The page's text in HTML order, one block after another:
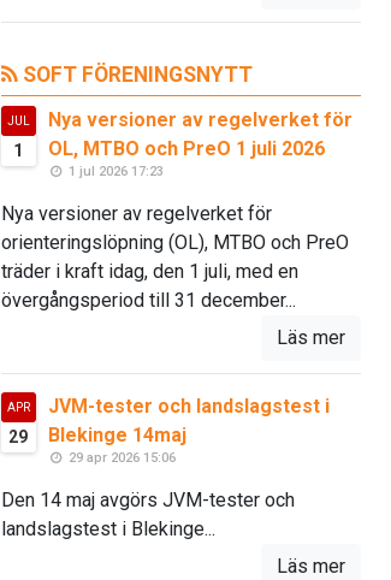
SOFT FÖRENINGSNYTT
JUL
1
Nya versioner av regelverket för
OL, MTBO och PreO 1 juli 2026
1 jul 2026 17:23
Nya versioner av regelverket för
orienteringslöpning (OL), MTBO och PreO
träder i kraft idag, den 1 juli, med en
övergångsperiod till 31 december...
Läs mer
APR
29
JVM-tester och landslagstest i
Blekinge 14maj
29 apr 2026 15:06
Den 14 maj avgörs JVM-tester och
landslagstest i Blekinge...
Läs mer